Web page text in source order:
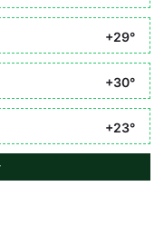
+29°
+30°
+23°